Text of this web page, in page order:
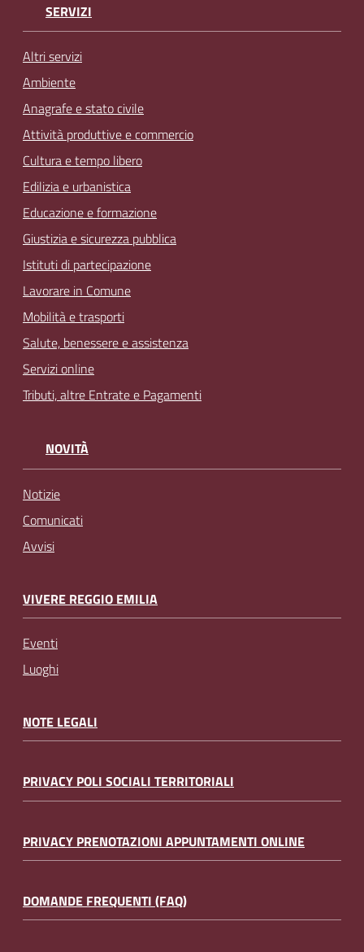
SERVIZI
Altri servizi
Ambiente
Anagrafe e stato civile
Attività produttive e commercio
Cultura e tempo libero
Edilizia e urbanistica
Educazione e formazione
Giustizia e sicurezza pubblica
Istituti di partecipazione
Lavorare in Comune
Mobilità e trasporti
Salute, benessere e assistenza
Servizi online
Tributi, altre Entrate e Pagamenti
NOVITÀ
Notizie
Comunicati
Avvisi
VIVERE REGGIO EMILIA
Eventi
Luoghi
NOTE LEGALI
PRIVACY POLI SOCIALI TERRITORIALI
PRIVACY PRENOTAZIONI APPUNTAMENTI ONLINE
DOMANDE FREQUENTI (FAQ)